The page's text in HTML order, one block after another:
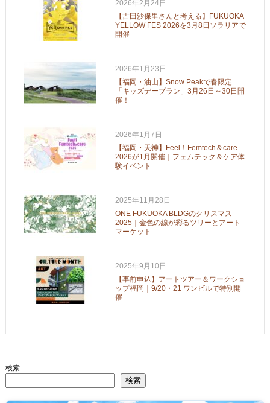
2026年2月24日
【吉田沙保里さんと考える】FUKUOKA
YELLOW FES 2026を3月8日ソラリアで
開催
2026年1月23日
【福岡・油山】Snow Peakで春限定
「キッズデープラン」3月26日～30日開
催！
2026年1月7日
【福岡・天神】Feel！Femtech＆care
2026が1月開催｜フェムテック＆ケア体
験イベント
2025年11月28日
ONE FUKUOKA BLDGのクリスマス
2025｜金色の線が彩るツリーとアート
マーケット
2025年9月10日
【事前申込】アートツアー＆ワークショ
ップ福岡｜9/20・21 ワンビルで特別開
催
検索
検索